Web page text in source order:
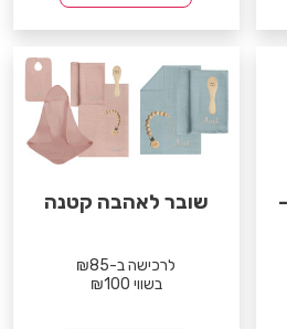
מארז מגירות FLAT -
שובר לאהבה קטנה
לרכישה ב-₪85
בשווי ₪100